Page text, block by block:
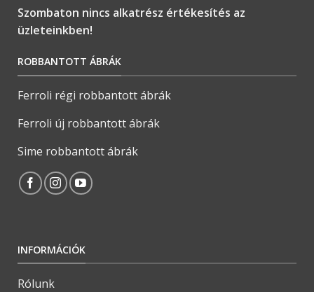
Szombaton nincs alkatrész értékesítés az
üzleteinkben!
ROBBANTOTT ÁBRÁK
Ferroli régi robbantott ábrák
Ferroli új robbantott ábrák
Sime robbantott ábrák
INFORMÁCIÓK
Rólunk